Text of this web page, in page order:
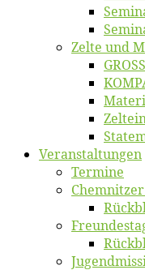
Zel­te und
Ver­an­stal­tun­gen
Ter­mi­ne